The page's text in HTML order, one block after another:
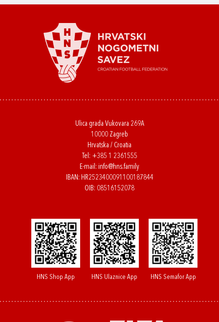
Ulica grada Vukovara 269A
10000 Zagreb
Hrvatska / Croatia
Tel: +385 1 2361555
E-mail: info@hns.family
IBAN: HR2523400091100187844
OIB: 08516152078
HNS Shop App HNS Ulaznice App HNS Semafor App